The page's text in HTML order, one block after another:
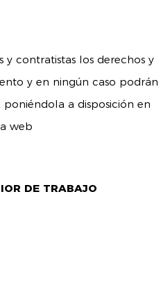
contratistas los derechos y
y en ningún caso podrán
a disposición en
web
DE TRABAJO